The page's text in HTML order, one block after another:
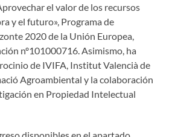
el valor de los recursos
y el futuro», Programa de
2020 de la Unión Europea,
nº101000716. Asimismo, ha
de IVIFA, Institut Valencià de
Agroambiental y la colaboración
en Propiedad Intelectual